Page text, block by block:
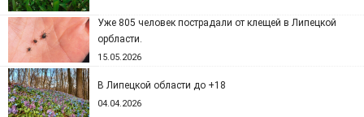
Уже 805 человек пострадали от клещей в Липецкой
орбласти.
15.05.2026
В Липецкой области до +18
04.04.2026